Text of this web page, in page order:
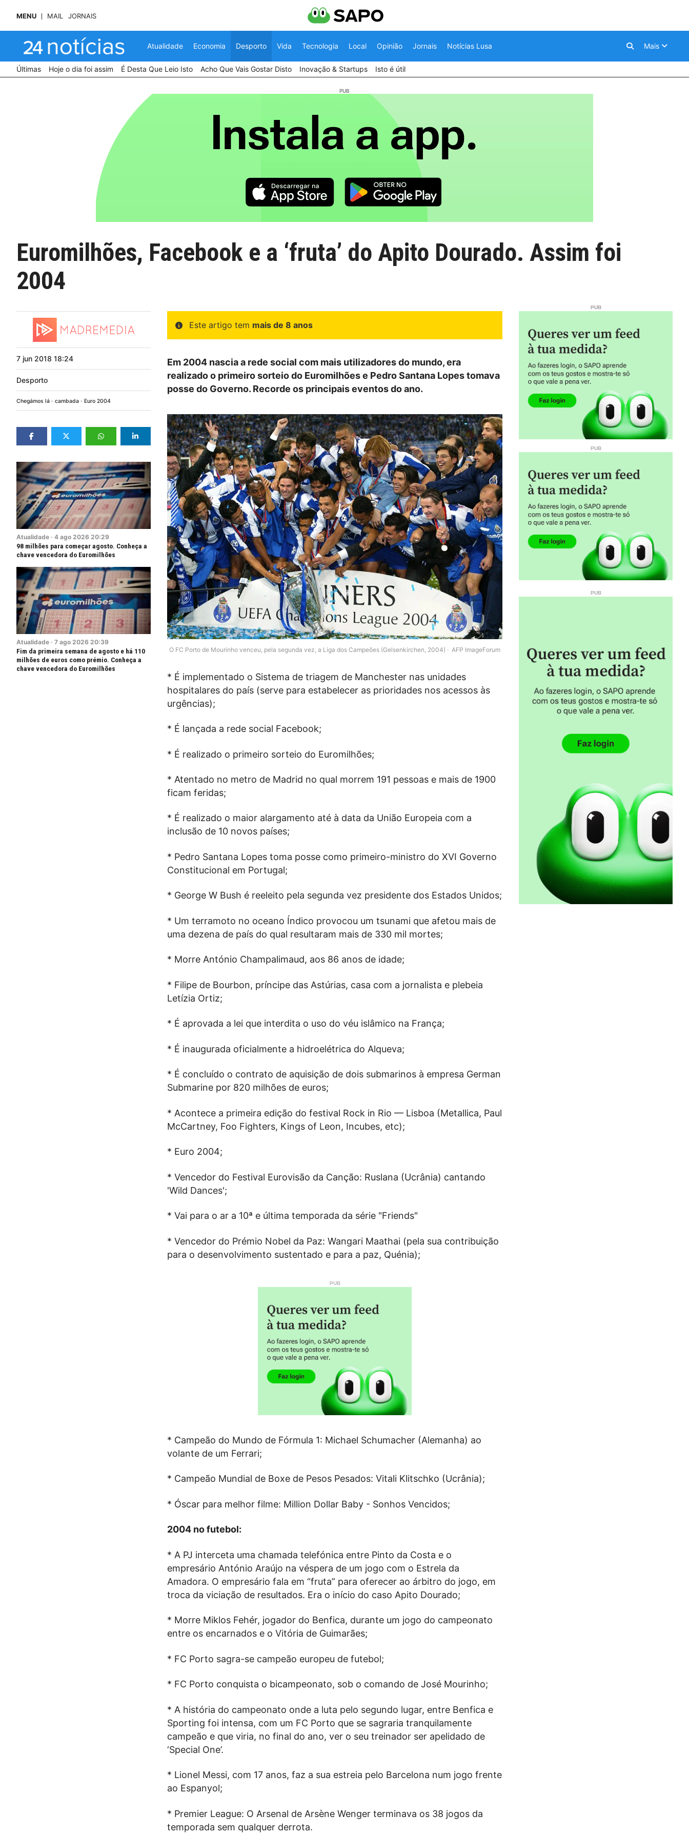
MENU MAIL JORNAIS
Atualidade Economia Desporto Vida Tecnologia Local Opinião Jornais Notícias Lusa Mais
Últimas Hoje o dia foi assim É Desta Que Leio Isto Acho Que Vais Gostar Disto Inovação & Startups Isto é útil
Euromilhões, Facebook e a ‘fruta’ do Apito Dourado. Assim foi
2004
7 jun 2018 18:24
Desporto
Chegámos lá cambada Euro 2004
Atualidade · 4 ago 2026 20:29
98 milhões para começar agosto. Conheça a
chave vencedora do Euromilhões
Atualidade · 7 ago 2026 20:39
Fim da primeira semana de agosto e há 110
milhões de euros como prémio. Conheça a
chave vencedora do Euromilhões
Este artigo tem mais de 8 anos
Em 2004 nascia a rede social com mais utilizadores do mundo, era
realizado o primeiro sorteio do Euromilhões e Pedro Santana Lopes tomava
posse do Governo. Recorde os principais eventos do ano.
O FC Porto de Mourinho venceu, pela segunda vez, a Liga dos Campeões (Gelsenkirchen, 2004) AFP ImageForum
* É implementado o Sistema de triagem de Manchester nas unidades
hospitalares do país (serve para estabelecer as prioridades nos acessos às
urgências);
* É lançada a rede social Facebook;
* É realizado o primeiro sorteio do Euromilhões;
* Atentado no metro de Madrid no qual morrem 191 pessoas e mais de 1900
ficam feridas;
* É realizado o maior alargamento até à data da União Europeia com a
inclusão de 10 novos países;
* Pedro Santana Lopes toma posse como primeiro-ministro do XVI Governo
Constitucional em Portugal;
* George W Bush é reeleito pela segunda vez presidente dos Estados Unidos;
* Um terramoto no oceano Índico provocou um tsunami que afetou mais de
uma dezena de país do qual resultaram mais de 330 mil mortes;
* Morre António Champalimaud, aos 86 anos de idade;
* Filipe de Bourbon, príncipe das Astúrias, casa com a jornalista e plebeia
Letízia Ortiz;
* É aprovada a lei que interdita o uso do véu islâmico na França;
* É inaugurada oficialmente a hidroelétrica do Alqueva;
* É concluído o contrato de aquisição de dois submarinos à empresa German
Submarine por 820 milhões de euros;
* Acontece a primeira edição do festival Rock in Rio — Lisboa (Metallica, Paul
McCartney, Foo Fighters, Kings of Leon, Incubes, etc);
* Euro 2004;
* Vencedor do Festival Eurovisão da Canção: Ruslana (Ucrânia) cantando
'Wild Dances';
* Vai para o ar a 10ª e última temporada da série "Friends"
* Vencedor do Prémio Nobel da Paz: Wangari Maathai (pela sua contribuição
para o desenvolvimento sustentado e para a paz, Quénia);
* Campeão do Mundo de Fórmula 1: Michael Schumacher (Alemanha) ao
volante de um Ferrari;
* Campeão Mundial de Boxe de Pesos Pesados: Vitali Klitschko (Ucrânia);
* Óscar para melhor filme: Million Dollar Baby - Sonhos Vencidos;
2004 no futebol:
* A PJ interceta uma chamada telefónica entre Pinto da Costa e o
empresário António Araújo na véspera de um jogo com o Estrela da
Amadora. O empresário fala em “fruta” para oferecer ao árbitro do jogo, em
troca da viciação de resultados. Era o início do caso Apito Dourado;
* Morre Miklos Fehér, jogador do Benfica, durante um jogo do campeonato
entre os encarnados e o Vitória de Guimarães;
* FC Porto sagra-se campeão europeu de futebol;
* FC Porto conquista o bicampeonato, sob o comando de José Mourinho;
* A história do campeonato onde a luta pelo segundo lugar, entre Benfica e
Sporting foi intensa, com um FC Porto que se sagraria tranquilamente
campeão e que viria, no final do ano, ver o seu treinador ser apelidado de
‘Special One’.
* Lionel Messi, com 17 anos, faz a sua estreia pelo Barcelona num jogo frente
ao Espanyol;
* Premier League: O Arsenal de Arsène Wenger terminava os 38 jogos da
temporada sem qualquer derrota.